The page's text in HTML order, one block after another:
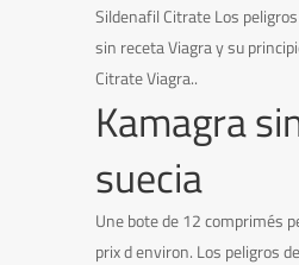
Sildenafil Citrate Los
sin receta Viagra y su
Citrate Viagra..
Kamagra
suecia
Une bote de 12 comprimés
prix d environ. Los peligros